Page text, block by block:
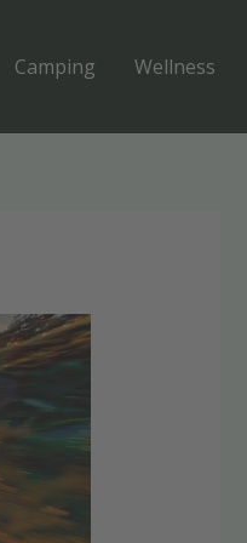
Camping Wellness